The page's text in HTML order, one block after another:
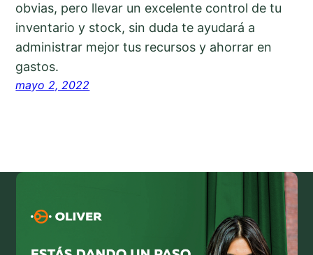
obvias, pero llevar un excelente control de tu
inventario y stock, sin duda te ayudará a
administrar mejor tus recursos y ahorrar en
gastos.
mayo 2, 2022